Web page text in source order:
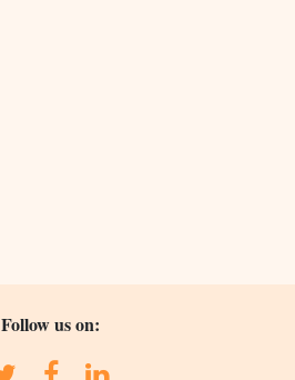
Follow us on: